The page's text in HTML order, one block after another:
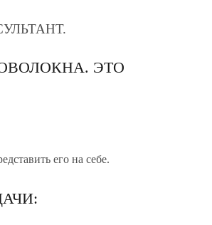
ЭТО
его на себе.